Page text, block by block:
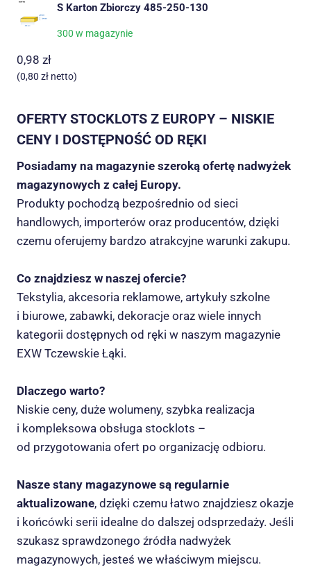
S Karton Zbiorczy 485-250-130
300 w magazynie
0,98 zł
(0,80 zł netto)
OFERTY STOCKLOTS Z EUROPY – NISKIE
CENY I DOSTĘPNOŚĆ OD RĘKI
Posiadamy na magazynie szeroką ofertę nadwyżek
magazynowych z całej Europy.
Produkty pochodzą bezpośrednio od sieci
handlowych, importerów oraz producentów, dzięki
czemu oferujemy bardzo atrakcyjne warunki zakupu.
Co znajdziesz w naszej ofercie?
Tekstylia, akcesoria reklamowe, artykuły szkolne
i biurowe, zabawki, dekoracje oraz wiele innych
kategorii dostępnych od ręki w naszym magazynie
EXW Tczewskie Łąki.
Dlaczego warto?
Niskie ceny, duże wolumeny, szybka realizacja
i kompleksowa obsługa stocklots –
od przygotowania ofert po organizację odbioru.
Nasze stany magazynowe są regularnie
aktualizowane, dzięki czemu łatwo znajdziesz okazje
i końcówki serii idealne do dalszej odsprzedaży. Jeśli
szukasz sprawdzonego źródła nadwyżek
magazynowych, jesteś we właściwym miejscu.